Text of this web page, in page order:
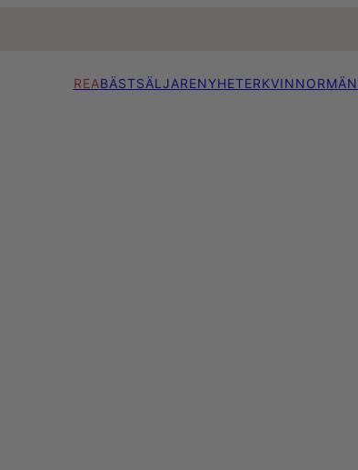
REABÄSTSÄLJARENYHETERKVINNORMÄN